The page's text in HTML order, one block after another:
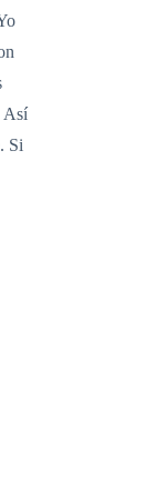
Así
Si